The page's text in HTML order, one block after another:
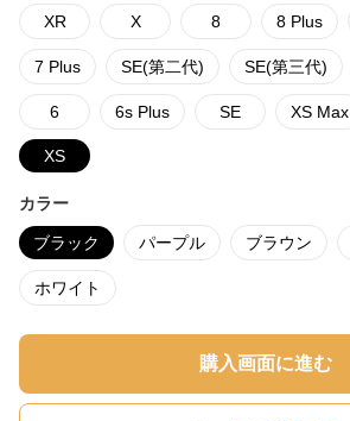
XR X 8 8 Plus
7 Plus SE(第二代) SE(第三代)
6 6s Plus SE XS Max
XS
カラー
ブラック パープル ブラウン
ホワイト
購入画面に進む